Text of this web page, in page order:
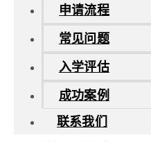
申请流程
常见问题
入学评估
成功案例
联系我们